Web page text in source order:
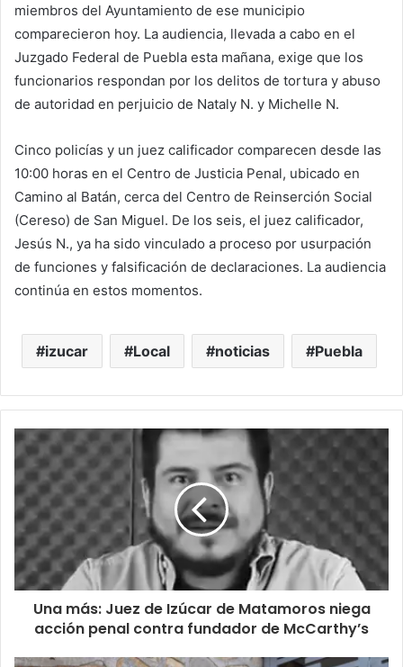
miembros del Ayuntamiento de ese municipio
comparecieron hoy. La audiencia, llevada a cabo en el
Juzgado Federal de Puebla esta mañana, exige que los
funcionarios respondan por los delitos de tortura y abuso
de autoridad en perjuicio de Nataly N. y Michelle N.
Cinco policías y un juez calificador comparecen desde las
10:00 horas en el Centro de Justicia Penal, ubicado en
Camino al Batán, cerca del Centro de Reinserción Social
(Cereso) de San Miguel. De los seis, el juez calificador,
Jesús N., ya ha sido vinculado a proceso por usurpación
de funciones y falsificación de declaraciones. La audiencia
continúa en estos momentos.
izucar Local noticias Puebla
Una más: Juez de Izúcar de Matamoros niega
acción penal contra fundador de McCarthy’s